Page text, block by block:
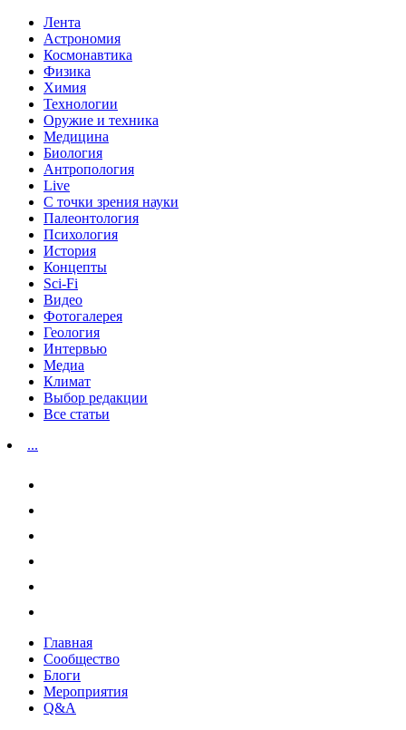
Лента
Астрономия
Космонавтика
Физика
Химия
Технологии
Оружие и техника
Медицина
Биология
Антропология
Live
С точки зрения науки
Палеонтология
Психология
История
Концепты
Sci-Fi
Видео
Фотогалерея
Геология
Интервью
Медиа
Климат
Выбор редакции
Все статьи
...
Главная
Сообщество
Блоги
Мероприятия
Q&A